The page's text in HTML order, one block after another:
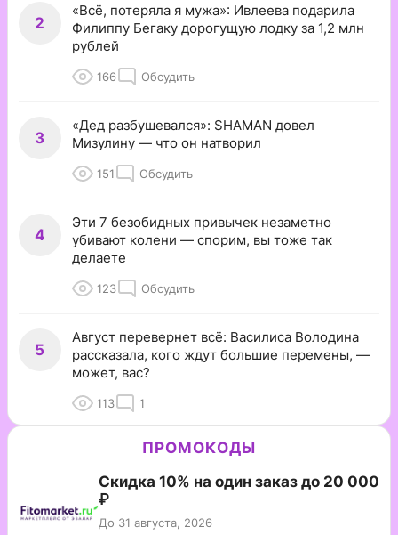
2
«Всё, потеряла я мужа»: Ивлеева подарила
Филиппу Бегаку дорогущую лодку за 1,2 млн
рублей
166 Обсудить
3
«Дед разбушевался»: SHAMAN довел
Мизулину — что он натворил
151 Обсудить
4
Эти 7 безобидных привычек незаметно
убивают колени — спорим, вы тоже так
делаете
123 Обсудить
5
Август перевернет всё: Василиса Володина
рассказала, кого ждут большие перемены, —
может, вас?
113 1
ПРОМОКОДЫ
Скидка 10% на один заказ до 20 000
₽
До 31 августа, 2026